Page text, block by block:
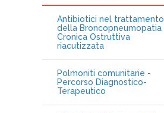
Antibiotici nel trattamento
della Broncopneumopatia
Cronica Ostruttiva
riacutizzata
Polmoniti comunitarie -
Percorso Diagnostico-
Terapeutico